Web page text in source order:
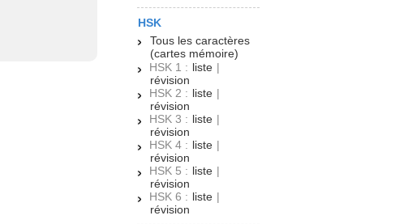
HSK
Tous les caractères
(cartes mémoire)
HSK 1 : liste |
révision
HSK 2 : liste |
révision
HSK 3 : liste |
révision
HSK 4 : liste |
révision
HSK 5 : liste |
révision
HSK 6 : liste |
révision